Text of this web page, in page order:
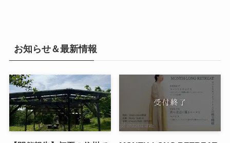
お知らせ＆最新情報